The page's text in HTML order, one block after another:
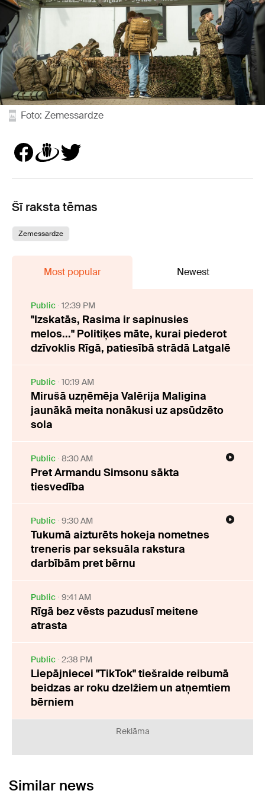
Foto: Zemessardze
Šī raksta tēmas
Zemessardze
Most popular Newest
Public 12:39 PM
"Izskatās, Rasima ir sapinusies
melos..." Politiķes māte, kurai piederot
dzīvoklis Rīgā, patiesībā strādā Latgalē
Public 10:19 AM
Mirušā uzņēmēja Valērija Maligina
jaunākā meita nonākusi uz apsūdzēto
sola
Public 8:30 AM
Pret Armandu Simsonu sākta
tiesvedība
Public 9:30 AM
Tukumā aizturēts hokeja nometnes
treneris par seksuāla rakstura
darbībām pret bērnu
Public 9:41 AM
Rīgā bez vēsts pazudusī meitene
atrasta
Public 2:38 PM
Liepājniecei "TikTok" tiešraide reibumā
beidzas ar roku dzelžiem un atņemtiem
bērniem
Reklāma
Similar news